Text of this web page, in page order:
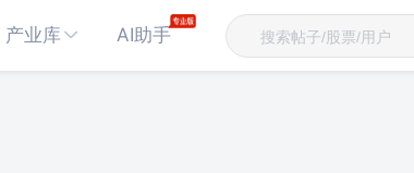
产业库 AI助手